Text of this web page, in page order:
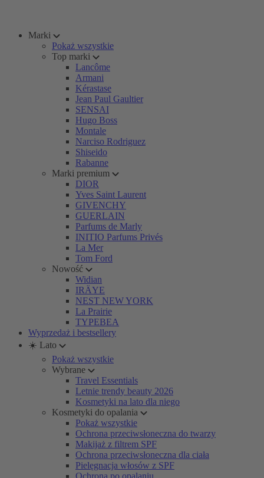
Marki
Pokaż wszystkie
Top marki
Lancôme
Armani
Kérastase
Jean Paul Gaultier
SENSAI
Hugo Boss
Montale
Narciso Rodriguez
Shiseido
Rabanne
Marki premium
DIOR
Yves Saint Laurent
GIVENCHY
GUERLAIN
Parfums de Marly
INITIO Parfums Privés
La Mer
Tom Ford
Nowość
Widian
IRÄYE
NEST NEW YORK
La Prairie
TYPEBEA
Wyprzedaż i bestsellery
☀️ Lato
Pokaż wszystkie
Wybrane
Travel Essentials
Letnie trendy beauty 2026
Kosmetyki na lato dla niego
Kosmetyki do opalania
Pokaż wszystkie
Ochrona przeciwsłoneczna do twarzy
Makijaż z filtrem SPF
Ochrona przeciwsłoneczna dla ciała
Pielęgnacja włosów z SPF
Ochrona po opalaniu